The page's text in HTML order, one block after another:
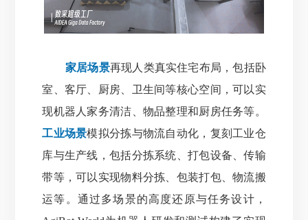
家居场景再现人类真实住宅布局，包括卧
室、客厅、厨房、卫生间等核心空间，可以实
现机器人家务清洁、物品整理和厨房任务等。
工业场景模拟分拣与物流自动化，复刻工业仓
库与生产线，包括分拣系统、打包设备、传输
带等，可以实现物料分拣、包装打包、物流搬
运等。通过多场景的高度还原与任务设计，